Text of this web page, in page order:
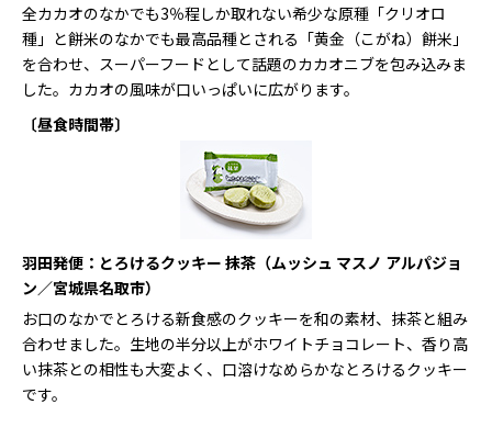
全カカオのなかでも3％程しか取れない希少な原種「クリオロ
種」と餅米のなかでも最高品種とされる「黄金（こがね）餅米」
を合わせ、スーパーフードとして話題のカカオニブを包み込みま
した。カカオの風味が口いっぱいに広がります。
〔昼食時間帯〕
羽田発便：とろけるクッキー 抹茶（ムッシュ マスノ アルパジョ
ン／宮城県名取市）
お口のなかでとろける新食感のクッキーを和の素材、抹茶と組み
合わせました。生地の半分以上がホワイトチョコレート、香り高
い抹茶との相性も大変よく、口溶けなめらかなとろけるクッキー
です。